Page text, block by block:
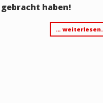
haben!
… weiterlesen.